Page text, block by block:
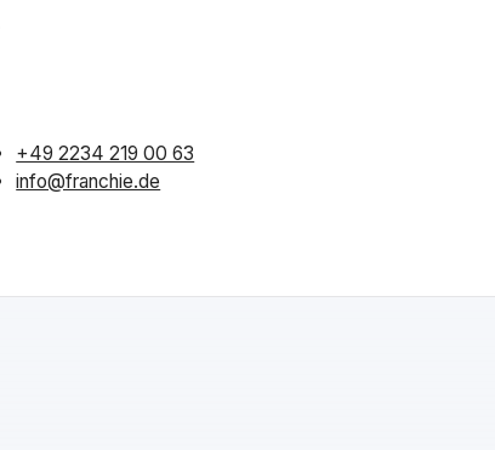
+49 2234 219 00 63
info@franchie.de